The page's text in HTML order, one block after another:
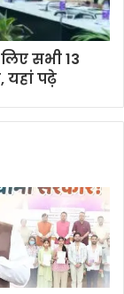
सभी 13
पढ़े